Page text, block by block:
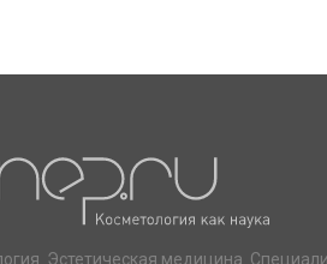
Эстетическая медицина.